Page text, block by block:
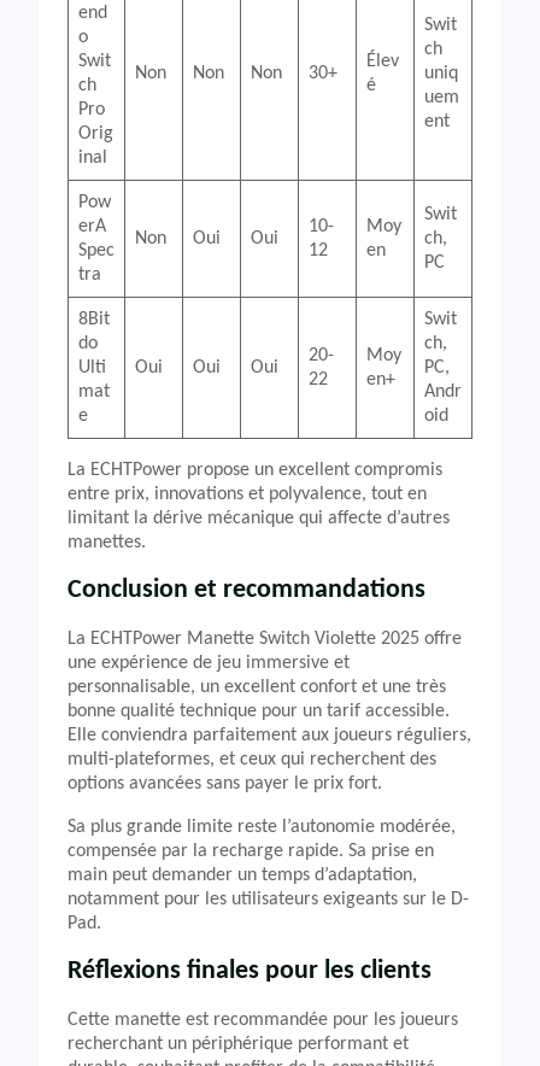
end
o
Swit
ch
Pro
Orig
inal
Non Non Non 30+
Élev
é
Swit
ch
uniq
uem
ent
Pow
erA
Spec
tra
Non Oui Oui
10-
12
Moy
en
Swit
ch,
PC
8Bit
do
Ulti
mat
e
Oui Oui Oui
20-
22
Moy
en+
Swit
ch,
PC,
Andr
oid
La ECHTPower propose un excellent compromis
entre prix, innovations et polyvalence, tout en
limitant la dérive mécanique qui affecte d’autres
manettes.
Conclusion et recommandations
La ECHTPower Manette Switch Violette 2025 offre
une expérience de jeu immersive et
personnalisable, un excellent confort et une très
bonne qualité technique pour un tarif accessible.
Elle conviendra parfaitement aux joueurs réguliers,
multi-plateformes, et ceux qui recherchent des
options avancées sans payer le prix fort.
Sa plus grande limite reste l’autonomie modérée,
compensée par la recharge rapide. Sa prise en
main peut demander un temps d’adaptation,
notamment pour les utilisateurs exigeants sur le D-
Pad.
Réflexions finales pour les clients
Cette manette est recommandée pour les joueurs
recherchant un périphérique performant et